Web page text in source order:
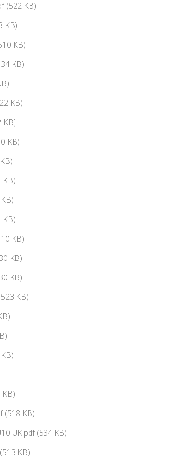
(522 KB)
KB)
KB)
KB)
KB)
KB)
KB)
KB)
KB)
KB)
KB)
KB)
KB)
KB)
(518 KB)
UK.pdf (534 KB)
KB)